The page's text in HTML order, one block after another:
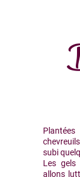
subi
Les gels
allons